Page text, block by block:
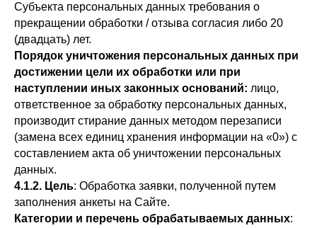
Субъекта персональных данных требования о
прекращении обработки / отзыва согласия либо 20
(двадцать) лет.
Порядок уничтожения персональных данных при
достижении цели их обработки или при
наступлении иных законных оснований: лицо,
ответственное за обработку персональных данных,
производит стирание данных методом перезаписи
(замена всех единиц хранения информации на «0») с
составлением акта об уничтожении персональных
данных.
4.1.2. Цель: Обработка заявки, полученной путем
заполнения анкеты на Сайте.
Категории и перечень обрабатываемых данных: